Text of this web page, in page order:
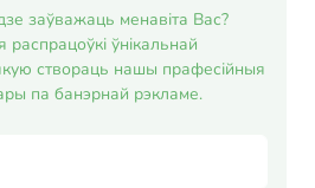
заўважаць менавіта Вас?
ўнікальнай
створаць нашы прафесійныя
па банэрнай рэкламе.